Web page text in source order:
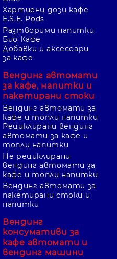
Хартиени дози кафе
E.S.E. Pods
Разтворими напитки
Био Кафе
Добавки и аксесоари
за кафе
Вендинг автомати
за кафе, напитки и
пакетирани стоки
Вендинг автомати за
кафе и топли напитки
Рециклирани вендинг
автомати за кафе и
топли напитки
Не рециклирани
вендинг автомати за
кафе и топли напитки
Вендинг автомати за
пакетирани стоки и
напитки
Вендинг
консумативи за
кафе автомати и
вендинг машини